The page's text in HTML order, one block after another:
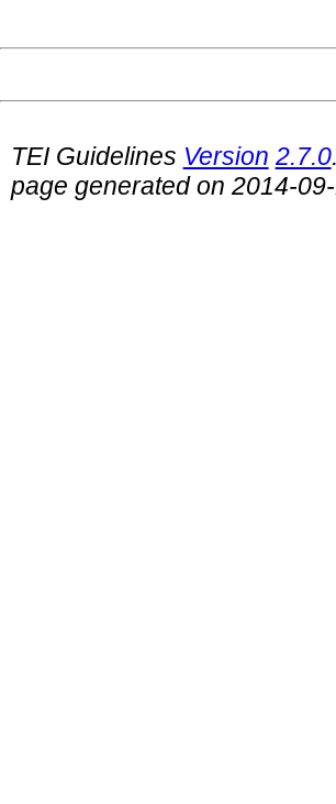
TEI Guidelines Version 2.7.0
page generated on 2014-